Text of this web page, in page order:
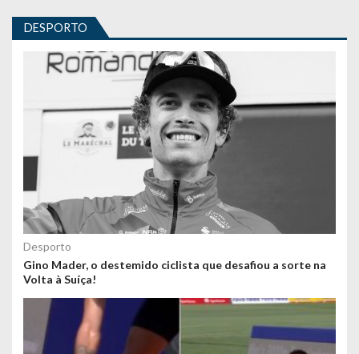
DESPORTO
Desporto
Gino Mader, o destemido ciclista que desafiou a sorte na
Volta à Suíça!